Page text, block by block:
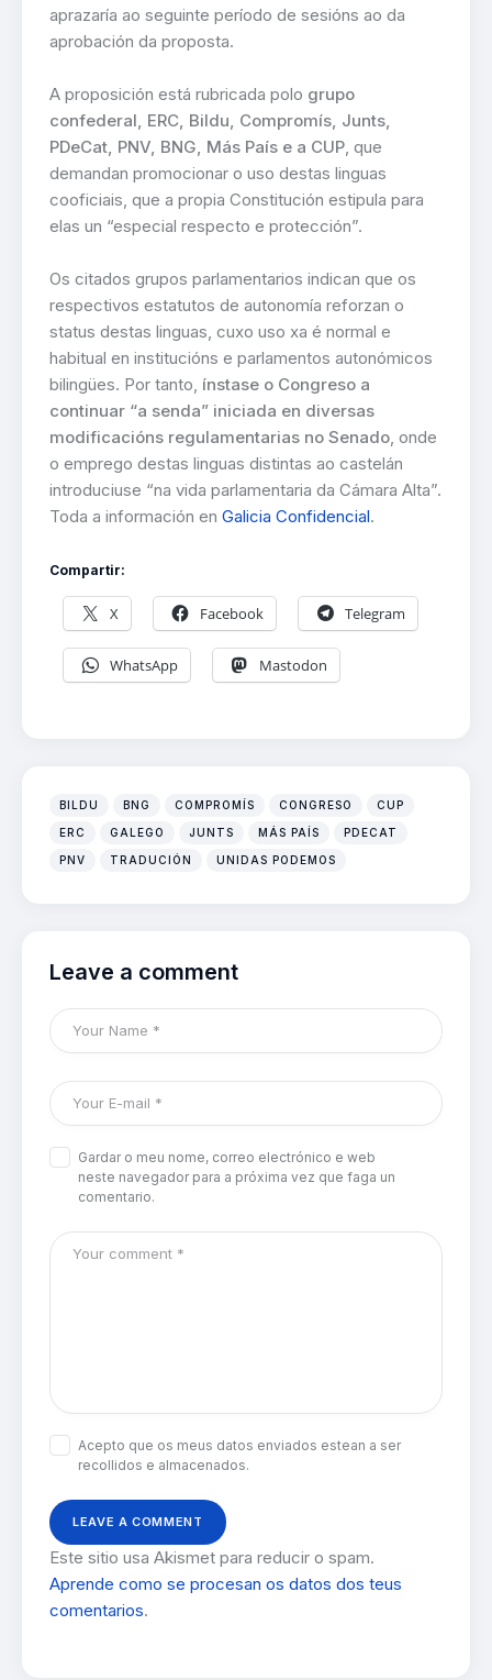
aprazaría ao seguinte período de sesións ao da
aprobación da proposta.
A proposición está rubricada polo grupo
confederal, ERC, Bildu, Compromís, Junts,
PDeCat, PNV, BNG, Más País e a CUP , que
demandan promocionar o uso destas linguas
cooficiais, que a propia Constitución estipula para
elas un “especial respecto e protección”.
Os citados grupos parlamentarios indican que os
respectivos estatutos de autonomía reforzan o
status destas linguas, cuxo uso xa é normal e
habitual en institucións e parlamentos autonómicos
bilingües. Por tanto, ínstase o Congreso a
continuar “a senda” iniciada en diversas
modificacións regulamentarias no Senado , onde
o emprego destas linguas distintas ao castelán
introduciuse “na vida parlamentaria da Cámara Alta”.
Toda a información en Galicia Confidencial.
Compartir:
X Facebook Telegram
WhatsApp Mastodon
BILDU BNG COMPROMÍS CONGRESO CUP
ERC GALEGO JUNTS MÁS PAÍS PDECAT
PNV TRADUCIÓN UNIDAS PODEMOS
Leave a comment
Gardar o meu nome, correo electrónico e web
neste navegador para a próxima vez que faga un
comentario.
Acepto que os meus datos enviados estean a ser
recollidos e almacenados.
Este sitio usa Akismet para reducir o spam.
Aprende como se procesan os datos dos teus
comentarios.